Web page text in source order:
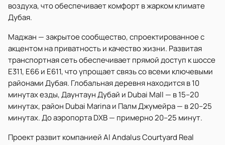
воздуха, что обеспечивает комфорт в жарком климате
Дубая.
Маджан — закрытое сообщество, спроектированное с
акцентом на приватность и качество жизни. Развитая
транспортная сеть обеспечивает прямой доступ к шоссе
E311, E66 и E611, что упрощает связь со всеми ключевыми
районами Дубая. Глобальная деревня находится в 10
минутах езды, Даунтаун Дубай и Dubai Mall — в 15–20
минутах, район Dubai Marina и Палм Джумейра — в 20–25
минутах. До аэропорта DXB — примерно 20–25 минут.
Проект развит компанией Al Andalus Courtyard Real